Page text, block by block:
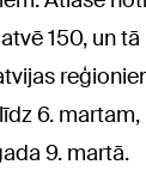
150, un
6.
9. martā.